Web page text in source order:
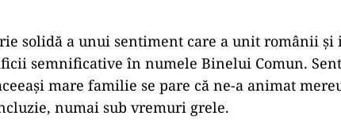
solidă a unui sentiment care a unit românii și
semnificative în numele Binelui Comun.
mare familie se pare că ne-a animat
numai sub vremuri grele.